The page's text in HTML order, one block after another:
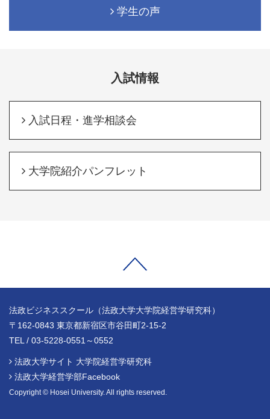
学生の声
入試情報
入試日程・進学相談会
大学院紹介パンフレット
法政ビジネススクール（法政大学大学院経営学研究科）
〒162-0843 東京都新宿区市谷田町2-15-2
TEL / 03-5228-0551～0552
法政大学サイト 大学院経営学研究科
法政大学経営学部Facebook
Copyright © Hosei University. All rights reserved.